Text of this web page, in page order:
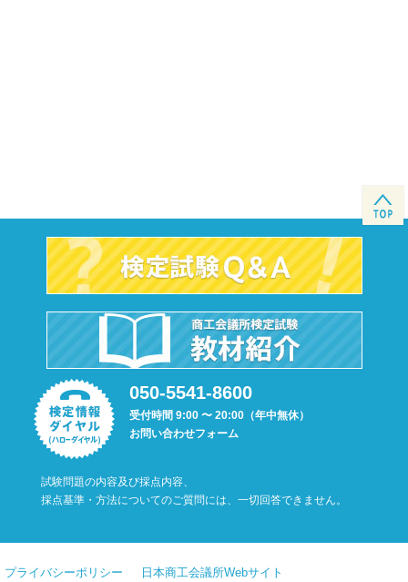
050-5541-8600
受付時間 9:00 〜 20:00（年中無休）
お問い合わせフォーム
試験問題の内容及び採点内容、
採点基準・方法についてのご質問には、一切回答できません。
プライバシーポリシー 日本商工会議所Webサイト